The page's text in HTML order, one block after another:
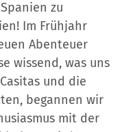
Im Frühjahr
Abenteuer
wissend, was uns
und die
begannen wir
mit der
haben seitdem